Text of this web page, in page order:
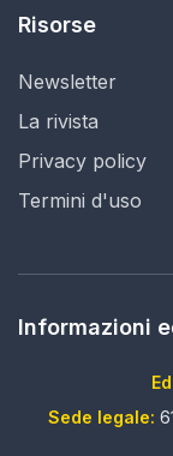
Risorse
Newsletter
La rivista
Privacy policy
Termini d'uso
Informazioni
Sede legale: